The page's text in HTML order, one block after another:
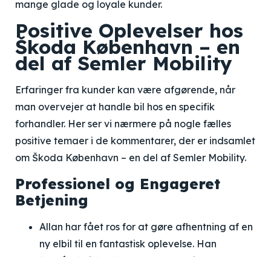
mange glade og loyale kunder.
Positive Oplevelser hos
Škoda København – en
del af Semler Mobility
Erfaringer fra kunder kan være afgørende, når
man overvejer at handle bil hos en specifik
forhandler. Her ser vi nærmere på nogle fælles
positive temaer i de kommentarer, der er indsamlet
om Škoda København – en del af Semler Mobility.
Professionel og Engageret
Betjening
Allan har fået ros for at gøre afhentning af en
ny elbil til en fantastisk oplevelse. Han